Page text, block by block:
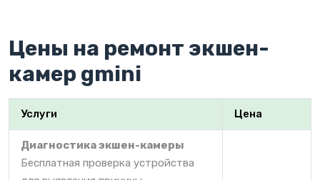
Цены на ремонт экшен-
камер gmini
Услуги Цена
Диагностика экшен-камеры
Бесплатная проверка устройства